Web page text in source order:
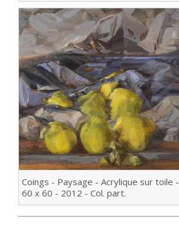
Coings - Paysage - Acrylique sur toile -
60 x 60 - 2012 - Col. part.